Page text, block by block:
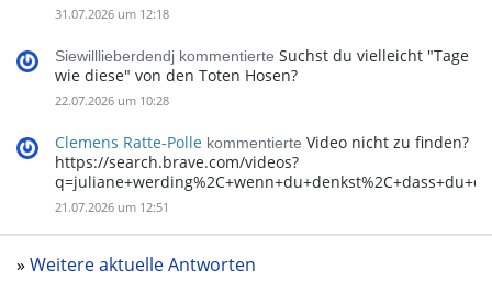
31.07.2026 um 12:18
Siewilllieberdendj kommentierte Suchst du vielleicht "Tage
wie diese" von den Toten Hosen?
22.07.2026 um 10:28
Clemens Ratte-Polle kommentierte Video nicht zu finden?
https://search.brave.com/videos?
21.07.2026 um 12:51
» Weitere aktuelle Antworten